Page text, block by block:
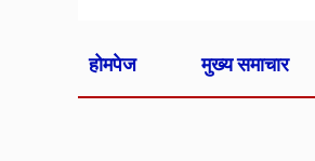
होमपेज मुख्य समाचार